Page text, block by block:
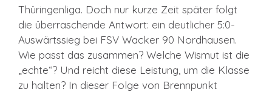
Thüringenliga. Doch nur kurze Zeit später folgt
die überraschende Antwort: ein deutlicher 5:0-
Auswärtssieg bei FSV Wacker 90 Nordhausen.
Wie passt das zusammen? Welche Wismut ist die
„echte“? Und reicht diese Leistung, um die Klasse
zu halten? In dieser Folge von Brennpunkt